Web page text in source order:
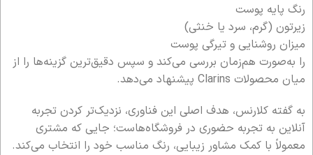
رنگ پایه پوست
زیرتون (گرم، سرد یا خنثی)
میزان روشنایی و تیرگی پوست
را به‌صورت هم‌زمان بررسی می‌کند و سپس دقیق‌ترین گزینه‌ها را از
میان محصولات Clarins پیشنهاد می‌دهد.
به گفته کلارنس، هدف اصلی این فناوری، نزدیک‌تر کردن تجربه
آنلاین به تجربه حضوری در فروشگاه‌هاست؛ جایی که مشتری
معمولاً با کمک مشاور زیبایی، رنگ مناسب خود را انتخاب می‌کند.